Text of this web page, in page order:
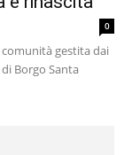
0
comunità gestita dai
Borgo Santa